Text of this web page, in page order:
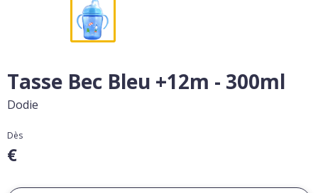
Tasse Bec Bleu +12m - 300ml
Dodie
Dès
€